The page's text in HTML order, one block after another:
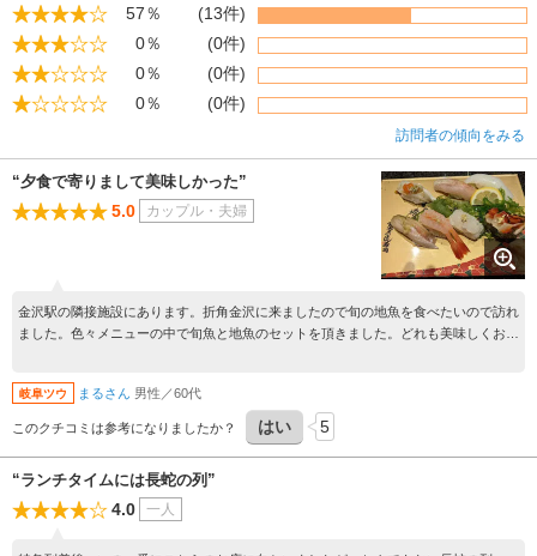
57％
(13件)
0％
(0件)
0％
(0件)
0％
(0件)
訪問者の傾向をみる
“夕食で寄りまして美味しかった”
5.0 カップル・夫婦
金沢駅の隣接施設にあります。折角金沢に来ましたので旬の地魚を食べたいので訪れ
ました。色々メニューの中で旬魚と地魚のセットを頂きました。どれも美味しくお酒
岐阜ツウ まるさん 男性／60代
このクチコミは参考になりましたか？ はい 5
“ランチタイムには長蛇の列”
4.0 一人